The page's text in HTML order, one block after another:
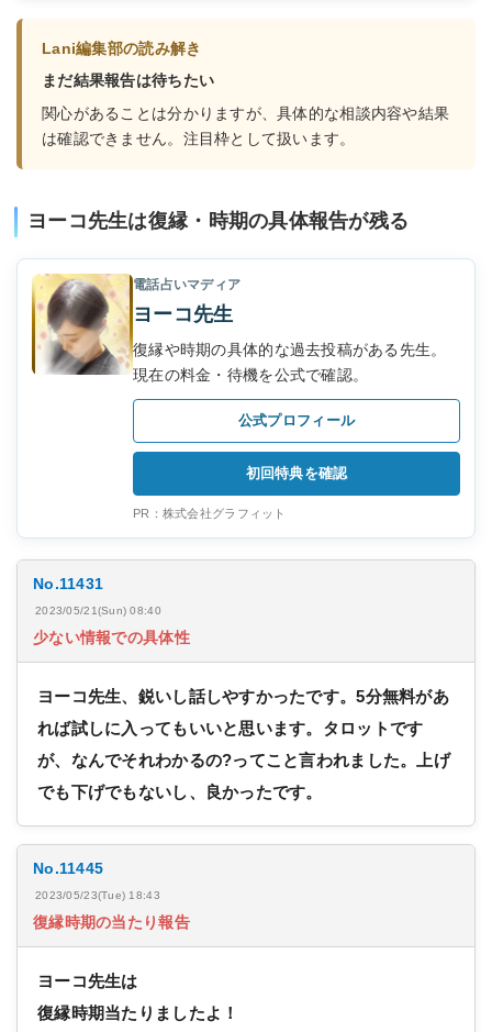
Lani編集部の読み解き
まだ結果報告は待ちたい
関心があることは分かりますが、具体的な相談内容や結果
は確認できません。注目枠として扱います。
ヨーコ先生は復縁・時期の具体報告が残る
電話占いマディア
ヨーコ先生
復縁や時期の具体的な過去投稿がある先生。
現在の料金・待機を公式で確認。
公式プロフィール
初回特典を確認
PR：株式会社グラフィット
No.11431
2023/05/21(Sun) 08:40
少ない情報での具体性
ヨーコ先生、鋭いし話しやすかったです。5分無料があ
れば試しに入ってもいいと思います。タロットです
が、なんでそれわかるの?ってこと言われました。上げ
でも下げでもないし、良かったです。
No.11445
2023/05/23(Tue) 18:43
復縁時期の当たり報告
ヨーコ先生は
復縁時期当たりましたよ！